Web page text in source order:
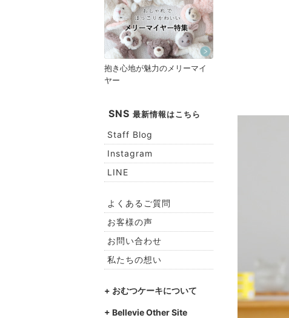
抱き心地が魅力のメリーマイ
ヤー
SNS 最新情報はこちら
Staff Blog
Instagram
LINE
よくあるご質問
お客様の声
お問い合わせ
私たちの想い
+ おむつケーキについて
+ Bellevie Other Site